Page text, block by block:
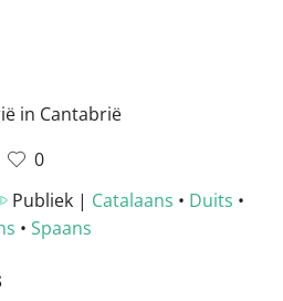
in Cantabrië
0
Publiek | Catalaans • Duits •
• Spaans